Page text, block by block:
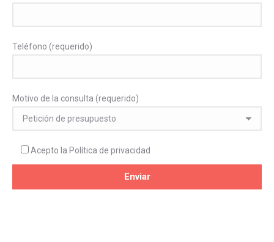
Teléfono (requerido)
Motivo de la consulta (requerido)
Acepto la Política de privacidad